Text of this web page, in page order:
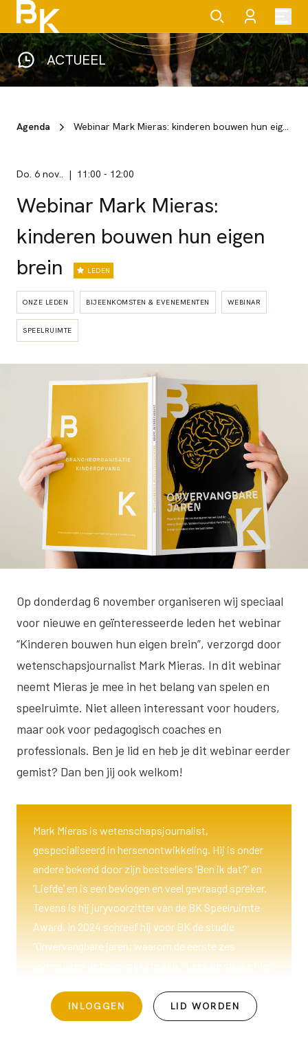
ACTUEEL
Agenda Webinar Mark Mieras: kinderen bouwen hun eigen brein
do. 6 nov.. 11:00 - 12:00
Webinar Mark Mieras:
kinderen bouwen hun eigen
brein
LEDEN
ONZE LEDEN BIJEENKOMSTEN & EVENEMENTEN WEBINAR
SPEELRUIMTE
Op donderdag 6 november organiseren wij speciaal
voor nieuwe en geïnteresseerde leden het webinar
“Kinderen bouwen hun eigen brein”, verzorgd door
wetenschapsjournalist Mark Mieras. In dit webinar
neemt Mieras je mee in het belang van spelen en
speelruimte. Niet alleen interessant voor houders,
maar ook voor pedagogisch coaches en
professionals. Ben je lid en heb je dit webinar eerder
gemist? Dan ben jij ook welkom!
Mark Mieras is wetenschapsjournalist,
gespecialiseerd in hersenontwikkeling. Hij is onder
andere bekend door zijn bestsellers ‘Ben ik dat?’ en
‘Liefde’ en is een bevlogen en veel gevraagd spreker.
Tevens is hij juryvoorzitter van de BK Speelruimte
Award. In 2024 schreef hij voor BK de studie
“Onvervangbare jaren; waarom de eerste zes
levensjaren de belangrijkste zijn.” Lees de studie hier.
INLOGGEN LID WORDEN